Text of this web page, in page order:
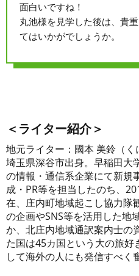
面白いですね！
丸池様を見学した後は、貴
てはいかがでしょうか。
＜ライター紹介＞
地元ライター：國本 美鈴（く
埼玉県深谷市出身。早稲田大
の情報・通信系企業にて新規
成・PR等を担当したのち、
在、庄内町地域起こし協力隊
の企画やSNS等を活用した地
か、北庄内地域通訳案内士の
た国は45カ国という大の旅
して海外の人にも発信すべく